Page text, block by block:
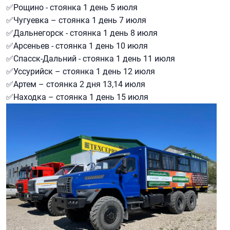
✅Рощино - стоянка 1 день 5 июля
✅Чугуевка – стоянка 1 день 7 июля
✅Дальнегорск - стоянка 1 день 8 июля
✅Арсеньев - стоянка 1 день 10 июля
✅Спасск-Дальний - стоянка 1 день 11 июля
✅Уссурийск – стоянка 1 день 12 июля
✅Артем – стоянка 2 дня 13,14 июля
✅Находка – стоянка 1 день 15 июля